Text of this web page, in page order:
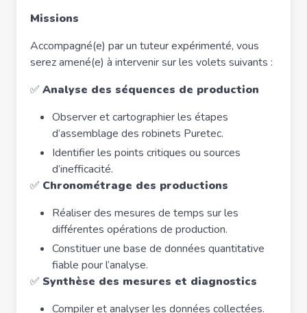
Missions
Accompagné(e) par un tuteur expérimenté, vous
serez amené(e) à intervenir sur les volets suivants :
✅ Analyse des séquences de production
Observer et cartographier les étapes
d’assemblage des robinets Puretec.
Identifier les points critiques ou sources
d’inefficacité.
✅ Chronométrage des productions
Réaliser des mesures de temps sur les
différentes opérations de production.
Constituer une base de données quantitative
fiable pour l’analyse.
✅ Synthèse des mesures et diagnostics
Compiler et analyser les données collectées.